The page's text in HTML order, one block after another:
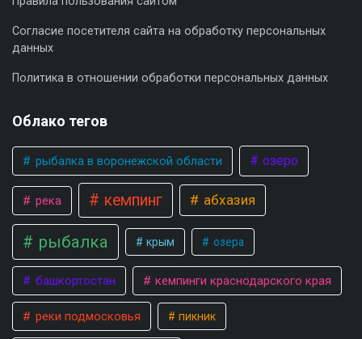
Согласие посетителя сайта на обработку персональных
данных
Политика в отношении обработки персональных данных
Облако тегов
рыбалка в воронежской области озеро
река кемпинг абхазия
рыбалка крым озера
башкортостан кемпинги краснодарского края
реки подмосковья пикник